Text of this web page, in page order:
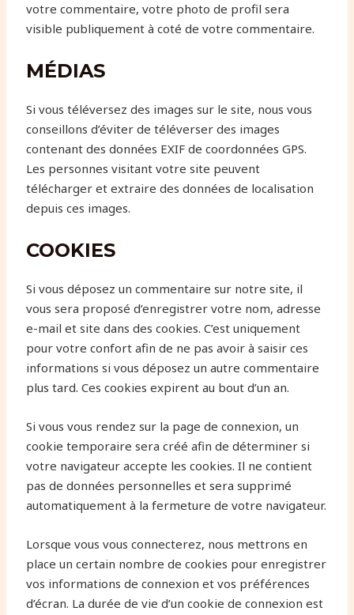
votre commentaire, votre photo de profil sera
visible publiquement à coté de votre commentaire.
MÉDIAS
Si vous téléversez des images sur le site, nous vous
conseillons d’éviter de téléverser des images
contenant des données EXIF de coordonnées GPS.
Les personnes visitant votre site peuvent
télécharger et extraire des données de localisation
depuis ces images.
COOKIES
Si vous déposez un commentaire sur notre site, il
vous sera proposé d’enregistrer votre nom, adresse
e-mail et site dans des cookies. C’est uniquement
pour votre confort afin de ne pas avoir à saisir ces
informations si vous déposez un autre commentaire
plus tard. Ces cookies expirent au bout d’un an.
Si vous vous rendez sur la page de connexion, un
cookie temporaire sera créé afin de déterminer si
votre navigateur accepte les cookies. Il ne contient
pas de données personnelles et sera supprimé
automatiquement à la fermeture de votre navigateur.
Lorsque vous vous connecterez, nous mettrons en
place un certain nombre de cookies pour enregistrer
vos informations de connexion et vos préférences
d’écran. La durée de vie d’un cookie de connexion est